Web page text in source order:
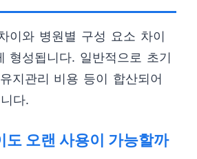
이와 병원별 구성 요소 차이
형성됩니다. 일반적으로 초기
지관리 비용 등이 합산되어
다.
도 오랜 사용이 가능할까